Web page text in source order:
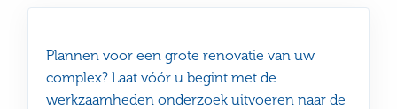
Plannen voor een grote renovatie van uw
complex? Laat vóór u begint met de
werkzaamheden onderzoek uitvoeren naar de